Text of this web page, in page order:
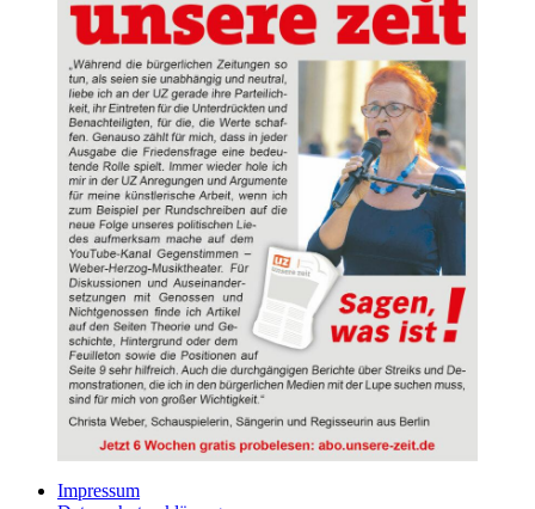
Impressum